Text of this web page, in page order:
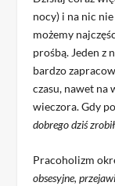
nocy) i na nic
możemy
prośbą. Jeden z
bardzo
czasu, nawet na
wieczora. Gdy
dobrego dziś
Pracoholizm
obsesyjne,